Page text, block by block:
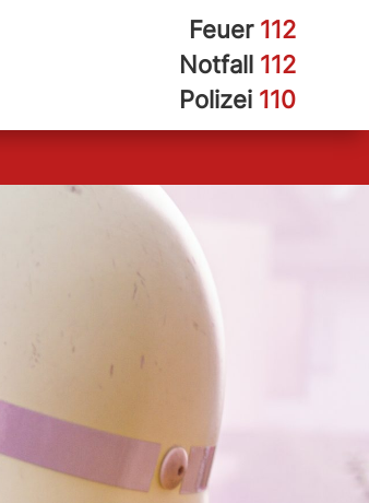
Feuer 112
Notfall 112
Polizei 110